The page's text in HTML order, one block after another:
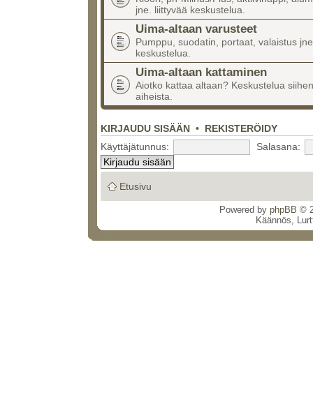
jne. liittyvää keskustelua.
Uima-altaan varusteet
Pumppu, suodatin, portaat, valaistus
keskustelua.
Uima-altaan kattaminen
Aiotko kattaa altaan? Keskustelua
aiheista.
KIRJAUDU SISÄÄN • REKISTERÖIDY
Käyttäjätunnus: Salasana:
Etusivu
Powered by phpBB ©
Käännös,